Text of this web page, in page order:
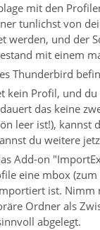
mit den
tunlichst von
werden, und der
mit einem
Thunderbird
kein Profil, und
das keine
leer ist!), kannst
du weitere
Add-on
eine mbox
ist. Nimm
Ordner als
abgelegt.